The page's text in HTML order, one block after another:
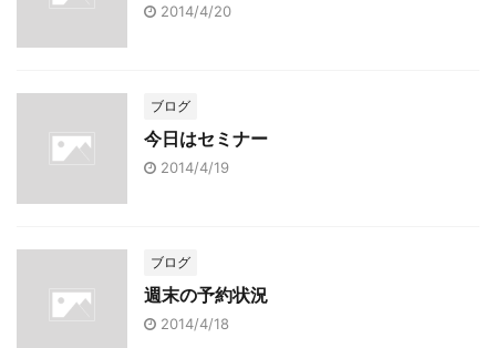
2014/4/20
ブログ
今日はセミナー
2014/4/19
ブログ
週末の予約状況
2014/4/18